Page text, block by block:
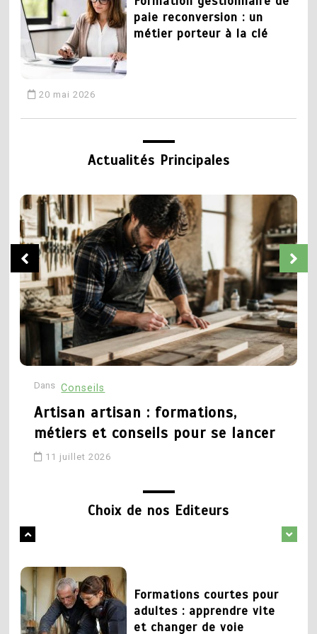
paie reconversion : un
métier porteur à la clé
20 mai 2026
3
CAP plomberie : tout
savoir sur la formation et
19 mai 2026
4
Devenir coiffeur :
formations, débouchés et
parcours pour réussir
pour exercer ce métier
Formation déménageur :
Actualités Principales
Dans Conseils
Artisan artisan : formations,
métiers et conseils pour se lancer
11 juillet 2026
Choix de nos Editeurs
5
Chaudronnier formation :
apprendre un métier
technique et recherché
Changer de metier mais
Formations courtes pour
adultes : apprendre vite
et changer de voie